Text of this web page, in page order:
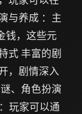
与养成 ：主
钱，这些元
式 丰富的剧
，剧情深入
、角色扮演
玩家可以通